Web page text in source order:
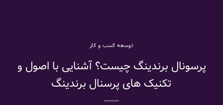
توسعه کسب و کار
پرسونال برندینگ چیست؟ آشنایی با اصول و
تکنیک های پرسنال برندینگ